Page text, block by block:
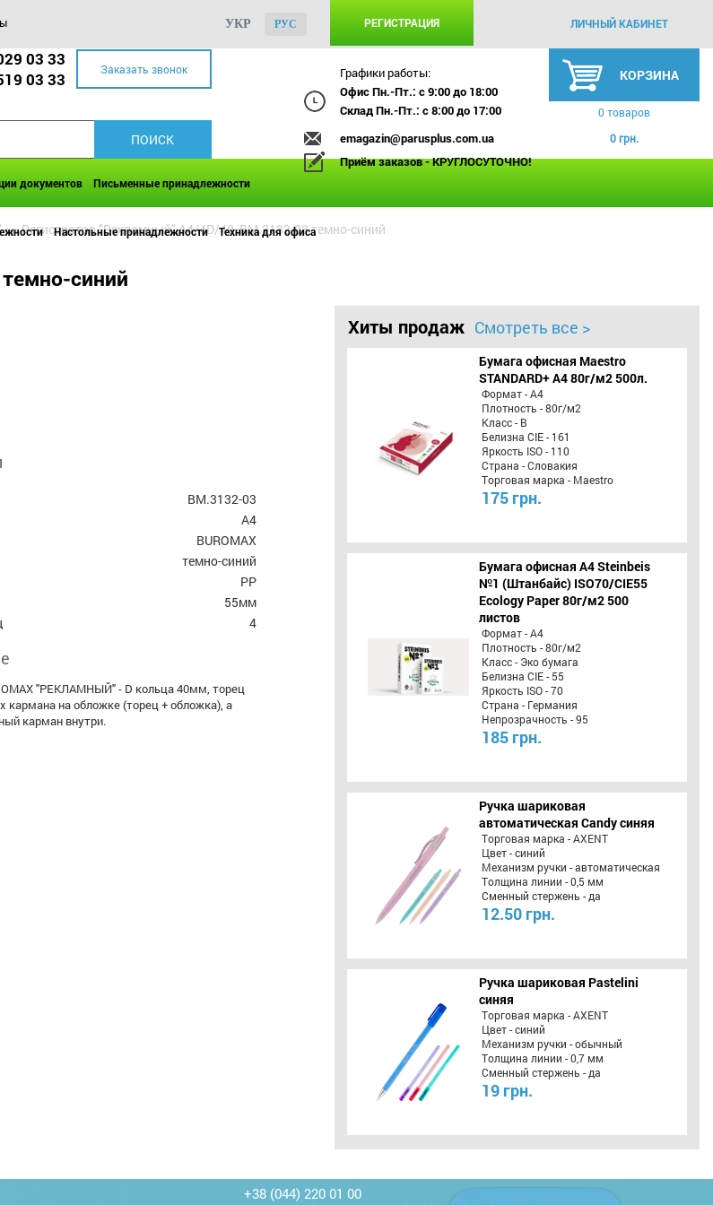
РЕГИСТРАЦИЯ ЛИЧНЫЙ КАБИНЕТ
УКР РУС
03 33
03 33 Заказать звонок
Графики работы:
Офис Пн.-Пт.: с 9:00 до 18:00
Склад Пн.-Пт.: с 8:00 до 17:00
emagazin@parusplus.com.ua
Приём заказов - КРУГЛОСУТОЧНО!
КОРЗИНА
0 товаров
0 грн.
документов Письменные принадлежности
Настольные принадлежности Техника для офиса
>> Регистратор "Рекламный" А4/4D/40, BM.3132-03 темно-синий
синий
BM.3132-03
А4
BUROMAX
темно-синий
PP
55мм
4
"РЕКЛАМНЫЙ" - D кольца 40мм, торец
кармана на обложке (торец + обложка), а
карман внутри.
Хиты продаж Смотреть все >
Бумага офисная Maestro
STANDARD+ А4 80г/м2 500л.
Формат - А4
Плотность - 80г/м2
Класс - B
Белизна CIE - 161
Яркость ISO - 110
Страна - Словакия
Торговая марка - Maestro
175 грн.
Бумага офисная A4 Steinbeis
№1 (Штанбайс) ISO70/СІЕ55
Ecology Paper 80г/м2 500
листов
Формат - А4
Плотность - 80г/м2
Класс - Эко бумага
Белизна CIE - 55
Яркость ISO - 70
Страна - Германия
Непрозрачность - 95
185 грн.
Ручка шариковая
автоматическая Candy синяя
Торговая марка - AXENT
Цвет - синий
Механизм ручки - автоматическая
Толщина линии - 0,5 мм
Сменный стержень - да
12.50 грн.
Ручка шариковая Pastelini
синяя
Торговая марка - AXENT
Цвет - синий
Механизм ручки - обычный
Толщина линии - 0,7 мм
Сменный стержень - да
19 грн.
+38 (044) 220 01 00